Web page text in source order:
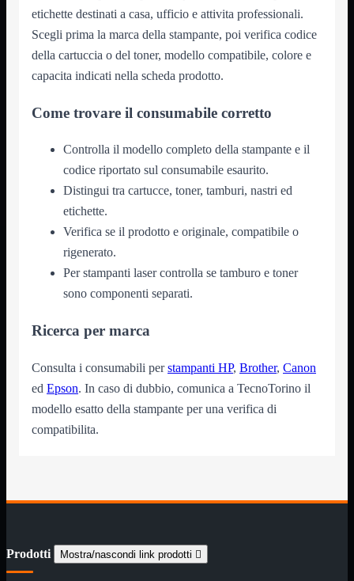
PC
Tablet
USB 
Notebook
APPLE
DELL
HP
IBM/LENOVO
MICROSOFT
SAMSUNG
TOSHIBA
PCMostra tutti i prodotti
ATX Certificati
MICRO-ATX
12Volt
220Volt
PuliziaMostra tutti i prodotti
Docking Station
Lettore di Memorie
Lettori Barcode
etichette destinati a casa, ufficio e attivita professionali.
Scegli prima la marca della stampante, poi verifica codice
della cartuccia o del toner, modello compatibile, colore e
capacita indicati nella scheda prodotto.
Come trovare il consumabile corretto
Controlla il modello completo della stampante e il
codice riportato sul consumabile esaurito.
Distingui tra cartucce, toner, tamburi, nastri ed
etichette.
Verifica se il prodotto e originale, compatibile o
rigenerato.
Per stampanti laser controlla se tamburo e toner
sono componenti separati.
Ricerca per marca
Consulta i consumabili perstampanti HP, Brother, Canon
ed Epson. In caso di dubbio, comunica a TecnoTorino il
modello esatto della stampante per una verifica di
compatibilita.
Prodotti Mostra/nascondi link prodotti 